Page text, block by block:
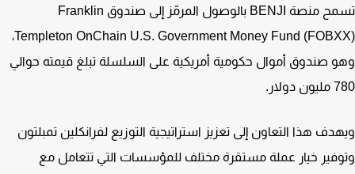
تسمح منصة BENJI بالوصول المرمّز إلى صندوق Franklin
Templeton OnChain U.S. Government Money Fund (FOBXX)،
صندوق أموال حكومية أمريكية على السلسلة تبلغ قيمته حوالي
هذا التعاون إلى تعزيز استراتيجية التوزيع لفرانكلين تمبلتون
خيار عملة مستقرة مختلف للمؤسسات التي تتعامل مع